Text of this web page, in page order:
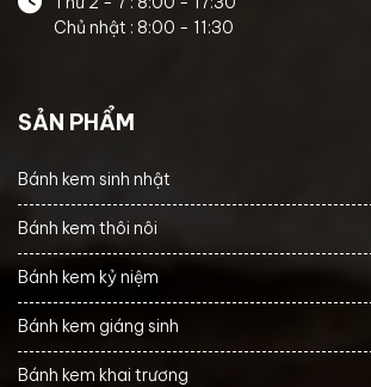
Chủ nhật : 8:00 - 11:30
SẢN PHẨM
Bánh kem sinh nhật
Bánh kem thôi nôi
Bánh kem kỷ niệm
Bánh kem giáng sinh
Bánh kem khai trương